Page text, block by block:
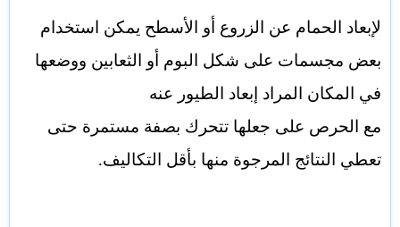
لإبعاد الحمام عن الزروع أو الأسطح يمكن استخدام
بعض مجسمات على شكل البوم أو الثعابين ووضعها
في المكان المراد إبعاد الطيور عنه
مع الحرص على جعلها تتحرك بصفة مستمرة حتى
تعطي النتائج المرجوة منها بأقل التكاليف.